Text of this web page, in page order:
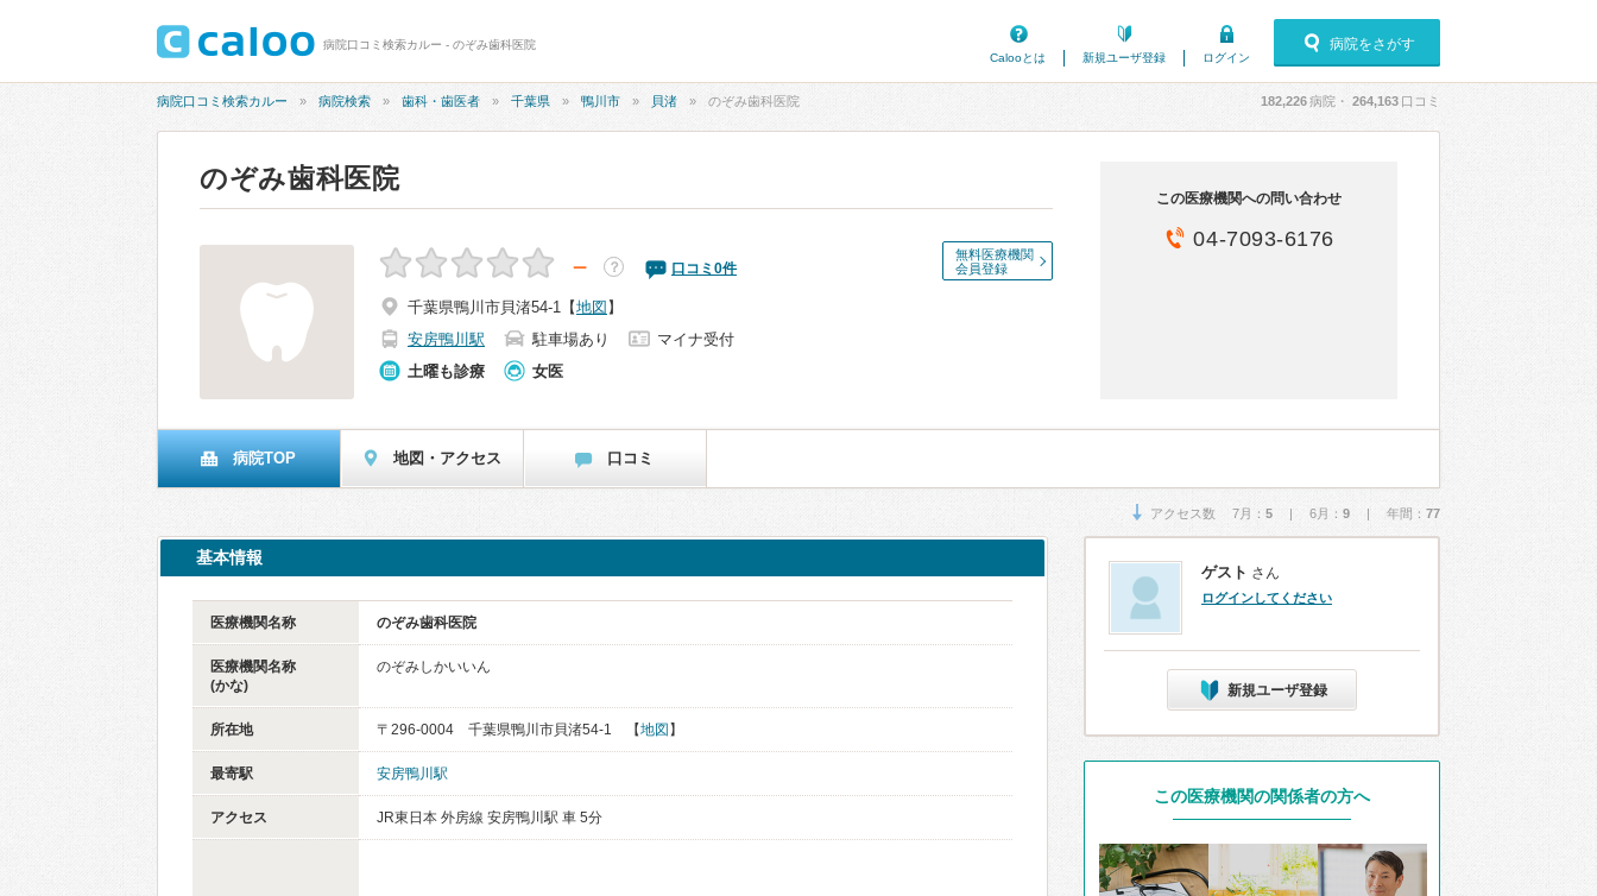
病院口コミ検索カルー - のぞみ歯科医院
Calooとは
新規ユーザ登録 ログイン
病院をさがす
病院口コミ検索カルー 病院検索 歯科・歯医者 千葉県 鴨川市 貝渚 のぞみ歯科医院 182,226病院・ 264,163 口コミ
のぞみ歯科医院
無料医療機関
会員登録
－ ？ 口コミ 0件
千葉県鴨川市貝渚54-1 【地図 】
安房鴨川駅
駐車場あり
マイナ受付
土曜も診療
女医
この医療機関への問い合わせ
04-7093-6176
病院TOP 地図・アクセス 口コミ
アクセス数 7月： 5 | 6月： 9 | 年間： 77
基本情報
医療機関名称 のぞみ歯科医院
医療機関名称
(かな)
のぞみしかいいん
所在地 〒296-0004 千葉県鴨川市貝渚54-1 【地図 】
最寄駅 安房鴨川駅
アクセス JR東日本 外房線 安房鴨川駅 車 5分
ゲスト さん
ログインしてください
新規ユーザ登録
この医療機関の関係者の方へ